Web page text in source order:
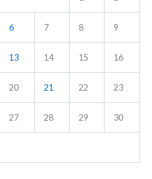
6 7 8 9
13 14 15 16
20 21 22 23
27 28 29 30